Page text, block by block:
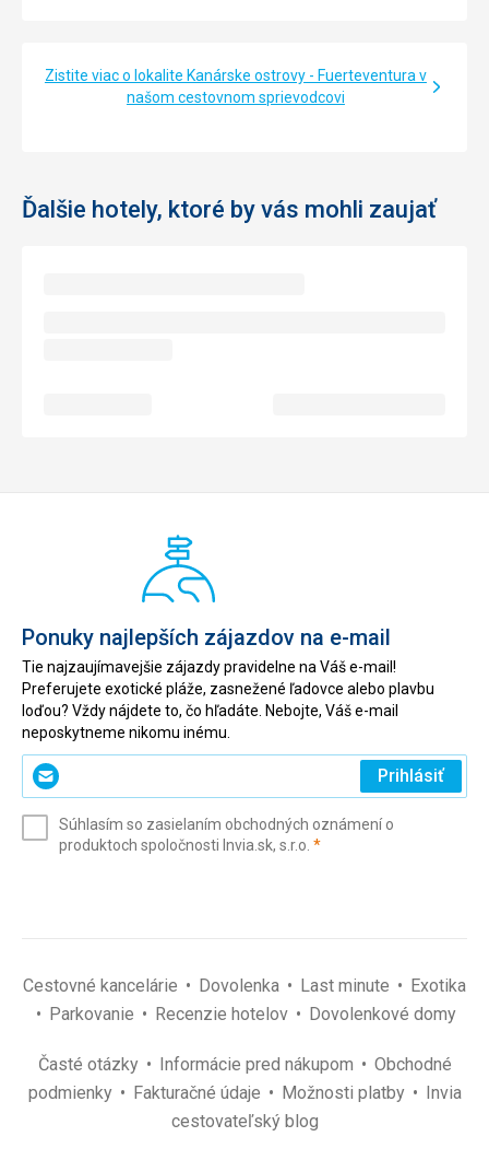
Zistite viac o lokalite Kanárske ostrovy - Fuerteventura v
našom cestovnom sprievodcovi
Ďalšie hotely, ktoré by vás mohli zaujať
Ponuky najlepších zájazdov na e-mail
Tie najzaujímavejšie zájazdy pravidelne na Váš e-mail!
Preferujete exotické pláže, zasnežené ľadovce alebo plavbu
loďou? Vždy nájdete to, čo hľadáte. Nebojte, Váš e-mail
neposkytneme nikomu inému.
Zadajte
svoj
(povinné)
Prihlásiť
Súhlasím so zasielaním obchodných oznámení o
produktoch spoločnosti Invia.sk, s.r.o. *(povinné)
Cestovné kancelárie Dovolenka Last minute
Exotika
Parkovanie
Recenzie hotelov Dovolenkové domy
Časté otázky Informácie pred nákupom
Obchodné
podmienky
Fakturačné údaje Možnosti platby
Invia
cestovateľský blog